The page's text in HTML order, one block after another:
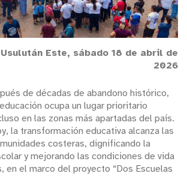
Este, sábado 18 de abril de
2026
de décadas de abandono histórico,
ocupa un lugar prioritario
en las zonas más apartadas del país.
la transformación educativa alcanza las
costeras, dignificando la
y mejorando las condiciones de vida
en el marco del proyecto “Dos Escuelas